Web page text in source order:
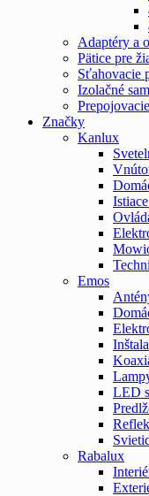
Adaptéry a
Pätice pre
Sťahovacie
Izolačné
Značky
Kanlux
Emos
LED
Rabalux